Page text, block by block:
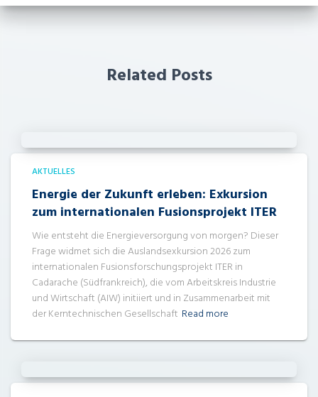
Related Posts
AKTUELLES
Energie der Zukunft erleben: Exkursion
zum internationalen Fusionsprojekt ITER
Wie entsteht die Energieversorgung von morgen? Dieser
Frage widmet sich die Auslandsexkursion 2026 zum
internationalen Fusionsforschungsprojekt ITER in
Cadarache (Südfrankreich), die vom Arbeitskreis Industrie
und Wirtschaft (AIW) initiiert und in Zusammenarbeit mit
der Kerntechnischen Gesellschaft Read more